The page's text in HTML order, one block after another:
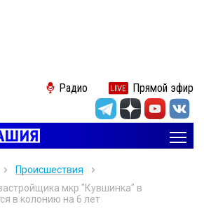
Радио Прямой эфир
Происшествия
мкр "Кувшинка" в
в колонию на 6 лет